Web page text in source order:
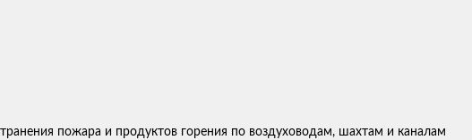
пожара и продуктов горения по воздуховодам, шахтам и каналам